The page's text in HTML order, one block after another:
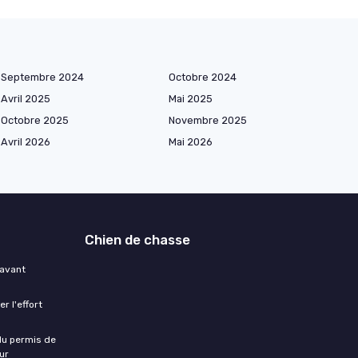
Septembre 2024
Octobre 2024
Avril 2025
Mai 2025
Octobre 2025
Novembre 2025
Avril 2026
Mai 2026
l'effort
permis de
Chien de chasse